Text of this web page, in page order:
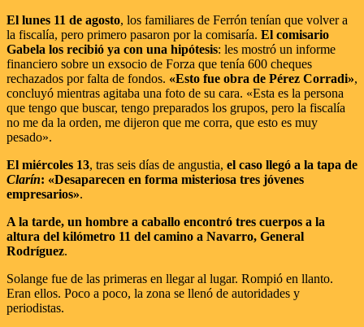
El lunes 11 de agosto, los familiares de Ferrón tenían que volver a
la fiscalía, pero primero pasaron por la comisaría. El comisario
Gabela los recibió ya con una hipótesis: les mostró un informe
financiero sobre un exsocio de Forza que tenía 600 cheques
rechazados por falta de fondos. «Esto fue obra de Pérez Corradi»,
concluyó mientras agitaba una foto de su cara. «Esta es la persona
que tengo que buscar, tengo preparados los grupos, pero la fiscalía
no me da la orden, me dijeron que me corra, que esto es muy
pesado».
El miércoles 13, tras seis días de angustia, el caso llegó a la tapa de
Clarín: «Desaparecen en forma misteriosa tres jóvenes
empresarios».
A la tarde, un hombre a caballo encontró tres cuerpos a la
altura del kilómetro 11 del camino a Navarro, General
Rodríguez.
Solange fue de las primeras en llegar al lugar. Rompió en llanto.
Eran ellos. Poco a poco, la zona se llenó de autoridades y
periodistas.